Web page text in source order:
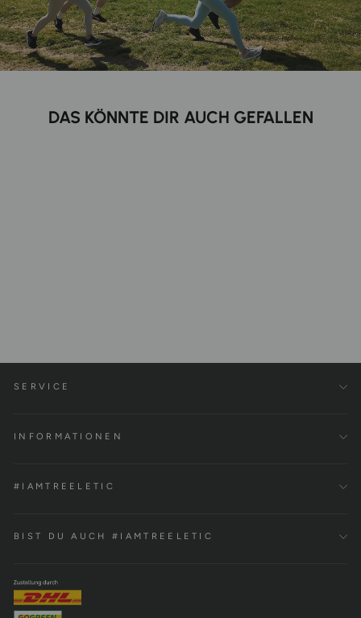
DAS KÖNNTE DIR AUCH GEFALLEN
SERVICE
INFORMATIONEN
#IAMTREELETIC
BIST DU AUCH #IAMTREELETIC